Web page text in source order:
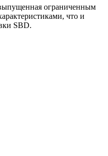
ограниченным
что и
SBD.